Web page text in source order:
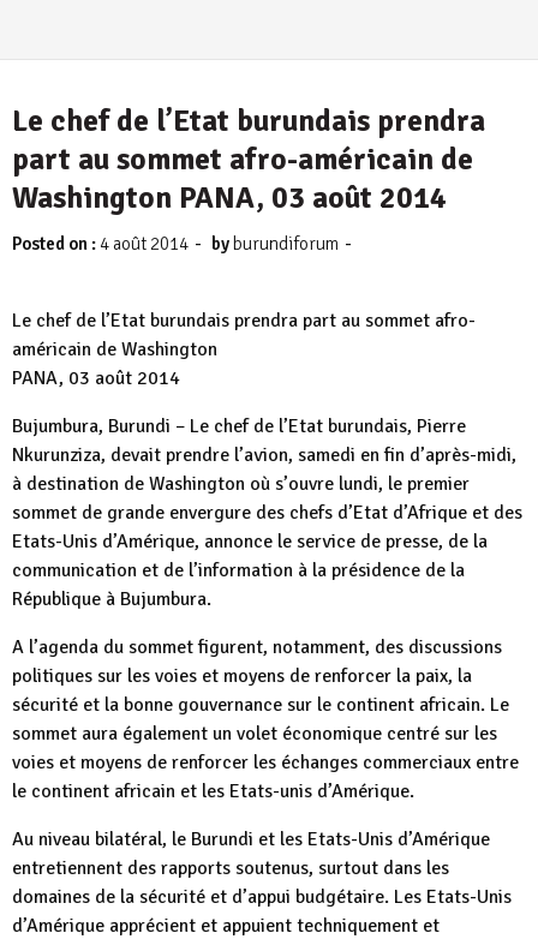
Le chef de l’Etat burundais prendra
part au sommet afro-américain de
Washington PANA, 03 août 2014
Posted on : 4 août 2014 - by burundiforum -
Le chef de l’Etat burundais prendra part au sommet afro-
américain de Washington
PANA, 03 août 2014
Bujumbura, Burundi – Le chef de l’Etat burundais, Pierre
Nkurunziza, devait prendre l’avion, samedi en fin d’après-midi,
à destination de Washington où s’ouvre lundi, le premier
sommet de grande envergure des chefs d’Etat d’Afrique et des
Etats-Unis d’Amérique, annonce le service de presse, de la
communication et de l’information à la présidence de la
République à Bujumbura.
A l’agenda du sommet figurent, notamment, des discussions
politiques sur les voies et moyens de renforcer la paix, la
sécurité et la bonne gouvernance sur le continent africain. Le
sommet aura également un volet économique centré sur les
voies et moyens de renforcer les échanges commerciaux entre
le continent africain et les Etats-unis d’Amérique.
Au niveau bilatéral, le Burundi et les Etats-Unis d’Amérique
entretiennent des rapports soutenus, surtout dans les
domaines de la sécurité et d’appui budgétaire. Les Etats-Unis
d’Amérique apprécient et appuient techniquement et